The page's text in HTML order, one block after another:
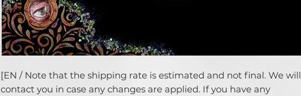
[EN / Note that the shipping rate is estimated and not final. We will
contact you in case any changes are applied. If you have any